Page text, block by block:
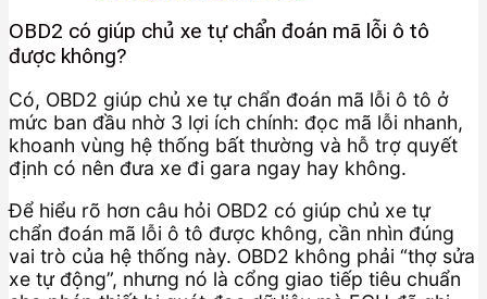
OBD2 có giúp chủ xe tự chẩn đoán mã lỗi ô tô
được không?
Có, OBD2 giúp chủ xe tự chẩn đoán mã lỗi ô tô ở
mức ban đầu nhờ 3 lợi ích chính: đọc mã lỗi nhanh,
khoanh vùng hệ thống bất thường và hỗ trợ quyết
định có nên đưa xe đi gara ngay hay không.
Để hiểu rõ hơn câu hỏi OBD2 có giúp chủ xe tự
chẩn đoán mã lỗi ô tô được không, cần nhìn đúng
vai trò của hệ thống này. OBD2 không phải “thợ sửa
xe tự động”, nhưng nó là cổng giao tiếp tiêu chuẩn